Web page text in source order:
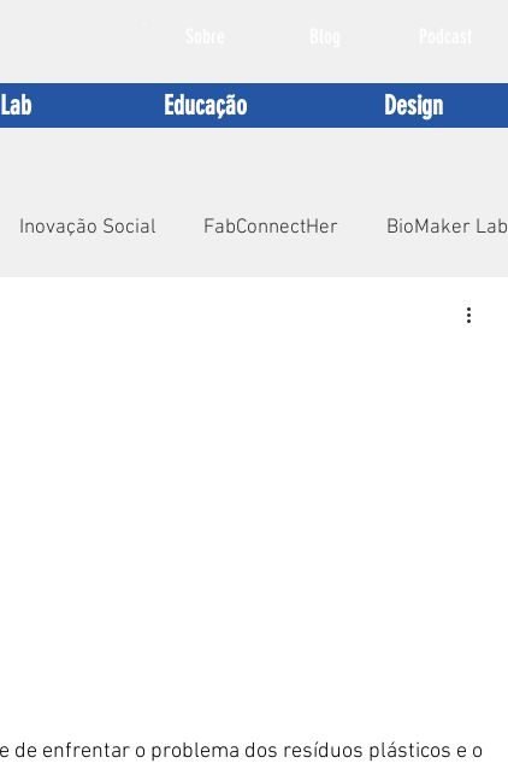
Educação Design
Inovação Social FabConnectHer BioMaker Lab
de enfrentar o problema dos resíduos plásticos e o